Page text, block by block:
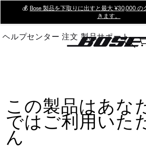
Main
💰 Bose 製品を下取りに出すと最大 ¥30,000
きます。
ヘルプセンター 注文 製品サポート
この製品はあな
ではご利用いた
ん